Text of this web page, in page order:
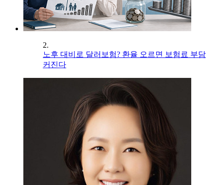
2.
노후 대비로 달러보험? 환율 오르면 보험료 부담
커진다